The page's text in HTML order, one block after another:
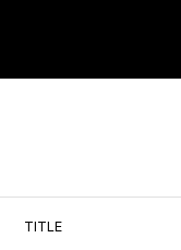
TITLE